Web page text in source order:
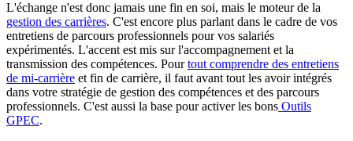
L'échange n'est donc jamais une fin en soi, mais le moteur de la
gestion des carrières. C'est encore plus parlant dans le cadre de vos
entretiens de parcours professionnels pour vos salariés
expérimentés. L'accent est mis sur l'accompagnement et la
transmission des compétences. Pourtout comprendre des entretiens
de mi-carrière et fin de carrière, il faut avant tout les avoir intégrés
dans votre stratégie de gestion des compétences et des parcours
professionnels. C'est aussi la base pour activer les bons Outils
GPEC.